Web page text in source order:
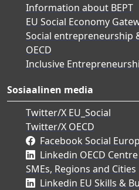
Information about BEPT
EU Social Economy
Social entrepreneurship
OECD
Inclusive
Sosiaalinen media
Twitter/X EU_Social
Twitter/X OECD
Facebook Social
Linkedin OECD
SMEs, Regions and Cities
Linkedin EU Skills &